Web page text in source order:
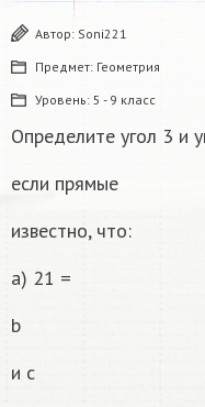
Автор: Soni221
Предмет: Геометрия
Уровень: 5 - 9 класс
Определите угол 3 и
если прямые
известно, что:
a) 21 =
b
и с